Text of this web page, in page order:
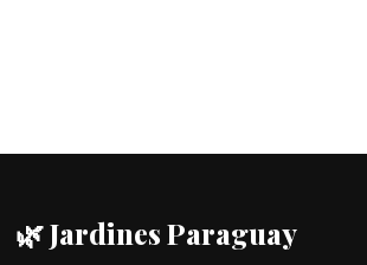
🌿 Jardines Paraguay